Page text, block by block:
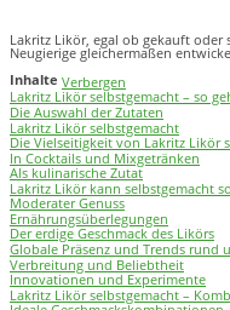
Lakritz Likör, egal ob gekauft
Neugierige gleichermaßen
Inhalte Verbergen
Lakritz Likör selbstgemacht – so
Die Auswahl der Zutaten
Lakritz Likör selbstgemacht
Die Vielseitigkeit von Lakritz Likör
In Cocktails und Mixgetränken
Als kulinarische Zutat
Lakritz Likör kann selbstgemacht
Moderater Genuss
Ernährungsüberlegungen
Der erdige Geschmack des Likörs
Globale Präsenz und Trends rund
Verbreitung und Beliebtheit
Innovationen und Experimente
Lakritz Likör selbstgemacht –